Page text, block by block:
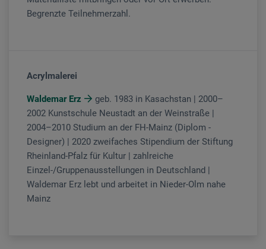
Begrenzte Teilnehmerzahl.
Acrylmalerei
Waldemar Erz
geb. 1983 in Kasachstan | 2000–
2002 Kunstschule Neustadt an der Weinstraße |
2004–2010 Studium an der FH-Mainz (Diplom -
Designer) | 2020 zweifaches Stipendium der Stiftung
Rheinland-Pfalz für Kultur | zahlreiche
Einzel-/Gruppenausstellungen in Deutschland |
Waldemar Erz lebt und arbeitet in Nieder-Olm nahe
Mainz